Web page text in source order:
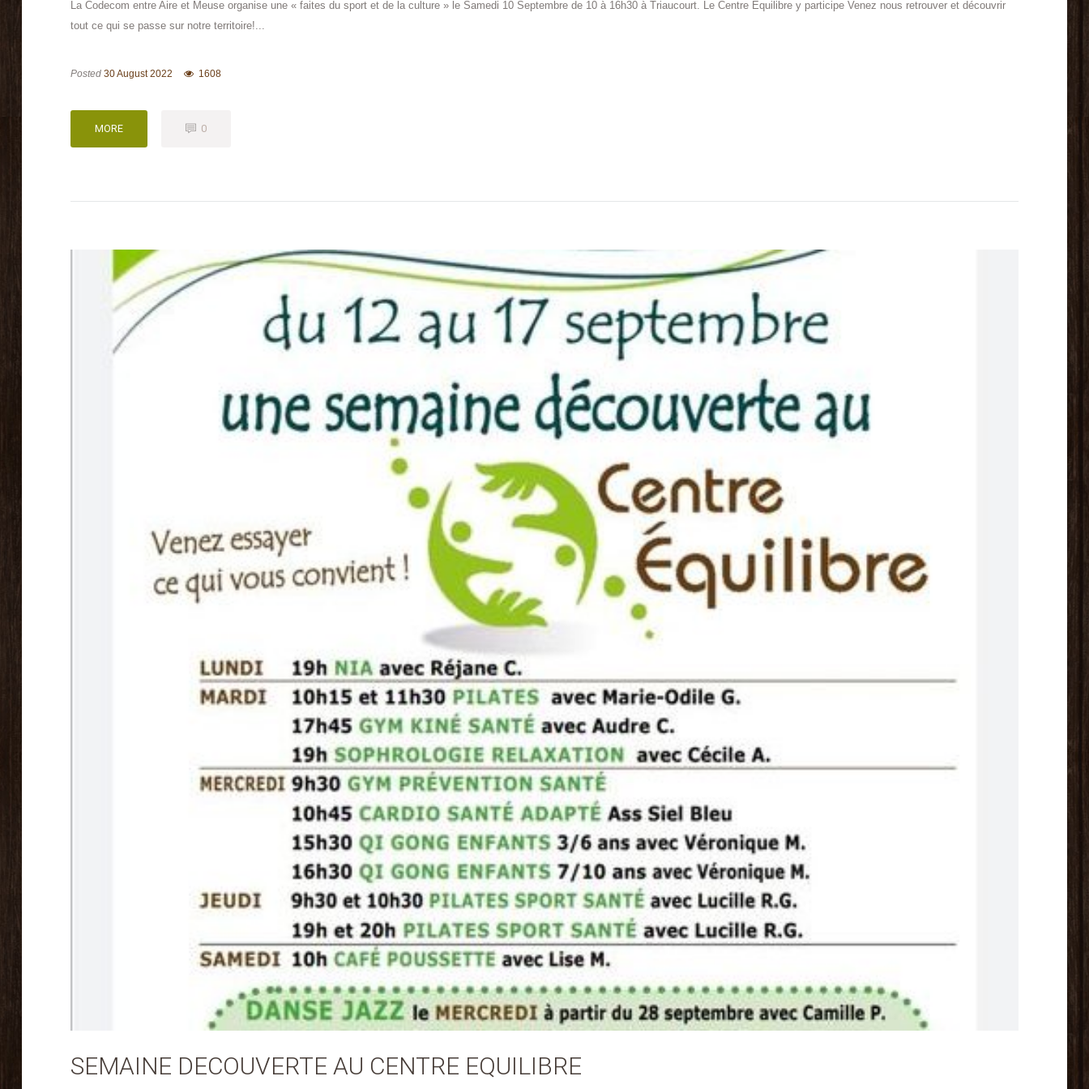
La Codecom entre Aire et Meuse organise une « faites du sport et de la culture » le Samedi 10 Septembre de 10 à 16h30 à Triaucourt. Le Centre Equilibre y participe Venez nous retrouver et découvrir
tout ce qui se passe sur notre territoire!...
Posted 30 August 2022 1608
MORE 0
SEMAINE DECOUVERTE AU CENTRE EQUILIBRE